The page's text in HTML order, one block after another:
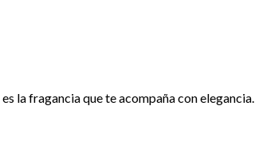
es la fragancia que te acompaña con elegancia.